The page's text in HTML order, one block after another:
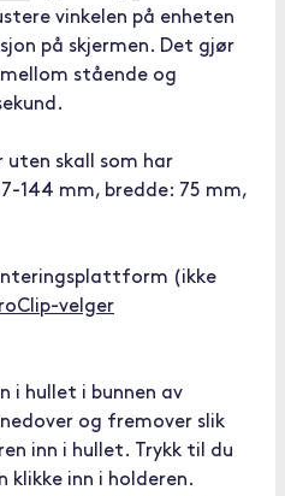
vinkelen på enheten
på skjermen. Det gjør
stående og
uten skall som har
144 mm, bredde: 75 mm,
(ikke
velger
i hullet i bunnen av
og fremover slik
inn i hullet. Trykk til du
klikke inn i holderen.